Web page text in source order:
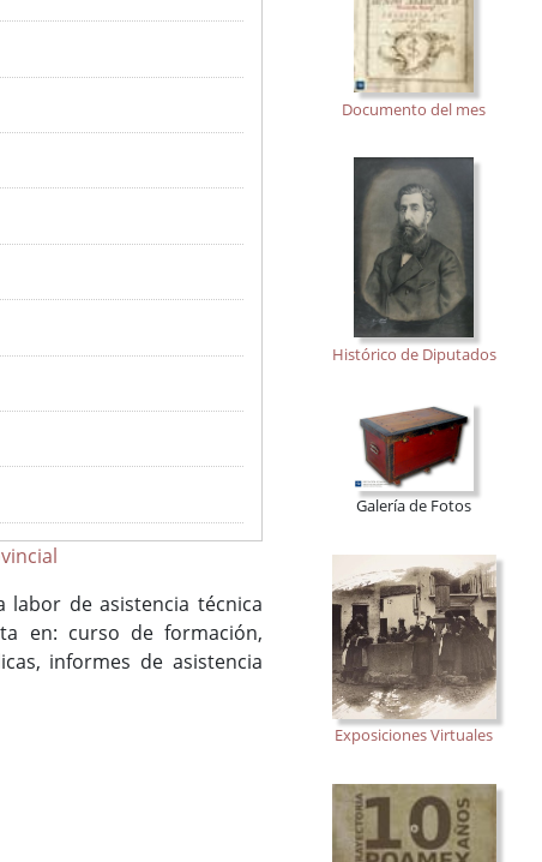
labor de asistencia técnica
en: curso de formación,
informes de asistencia
Documento del mes
Histórico de Diputados
Galería de Fotos
Exposiciones Virtuales